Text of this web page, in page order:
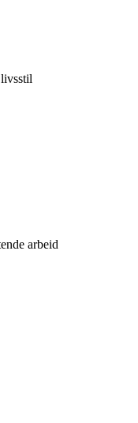
arbeid